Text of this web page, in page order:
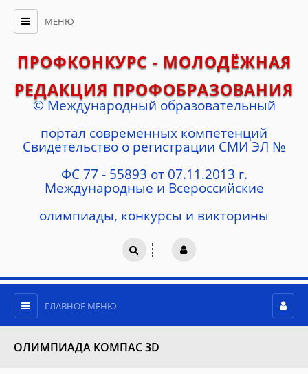
МЕНЮ
ПРОФКОНКУРС - МОЛОДЁЖНАЯ
РЕДАКЦИЯ ПРОФОБРАЗОВАНИЯ
© Международный образовательный
портал современных компетенций
Cвидетельство о регистрации СМИ ЭЛ №
ФС 77 - 55893 от 07.11.2013 г.
Международные и Всероссийские
олимпиады, конкурсы и викторины
ГЛАВНОЕ МЕНЮ
ОЛИМПИАДА КОМПАС 3D